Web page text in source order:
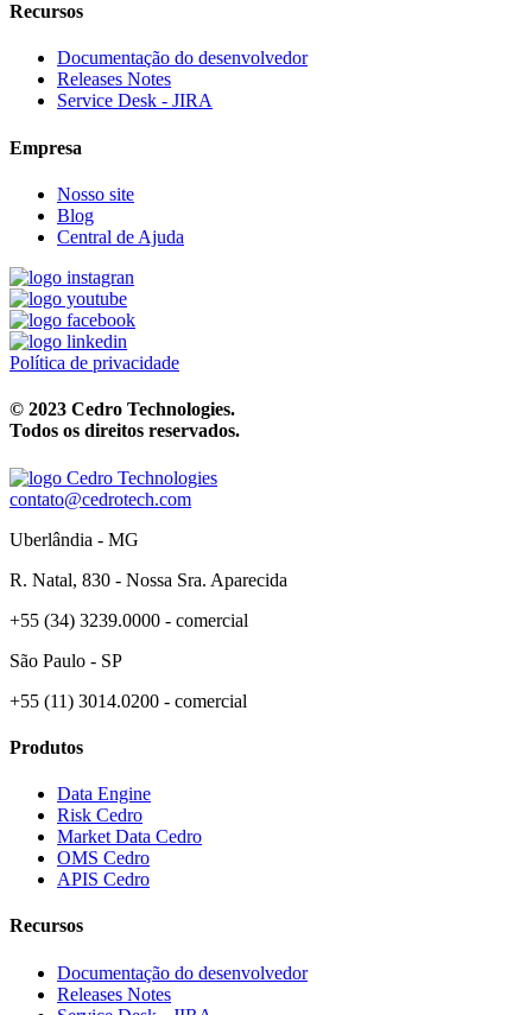
Recursos
Documentação do desenvolvedor
Releases Notes
Service Desk - JIRA
Empresa
Nosso site
Blog
Central de Ajuda
Política de privacidade
© 2023 Cedro Technologies.
Todos os direitos reservados.
contato@cedrotech.com
Uberlândia - MG
R. Natal, 830 - Nossa Sra. Aparecida
+55 (34) 3239.0000 - comercial
São Paulo - SP
+55 (11) 3014.0200 - comercial
Produtos
Data Engine
Risk Cedro
Market Data Cedro
OMS Cedro
APIS Cedro
Recursos
Documentação do desenvolvedor
Releases Notes